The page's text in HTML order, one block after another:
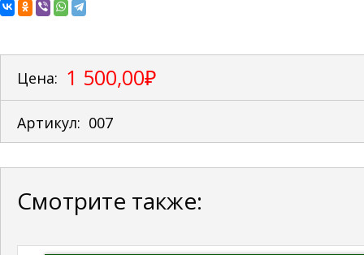
Цена: 1 500,00₽
Артикул: 007
Смотрите также: